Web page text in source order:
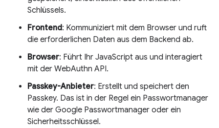
Schlüssels.
Frontend: Kommuniziert mit dem Browser und ruft
die erforderlichen Daten aus dem Backend ab.
Browser: Führt Ihr JavaScript aus und interagiert
mit der WebAuthn API.
Passkey-Anbieter: Erstellt und speichert den
Passkey. Das ist in der Regel ein Passwortmanager
wie der Google Passwortmanager oder ein
Sicherheitsschlüssel.